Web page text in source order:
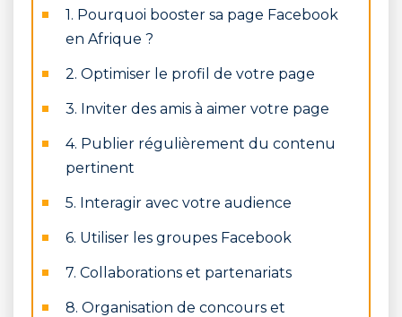
1. Pourquoi booster sa page Facebook
en Afrique ?
2. Optimiser le profil de votre page
3. Inviter des amis à aimer votre page
4. Publier régulièrement du contenu
pertinent
5. Interagir avec votre audience
6. Utiliser les groupes Facebook
7. Collaborations et partenariats
8. Organisation de concours et